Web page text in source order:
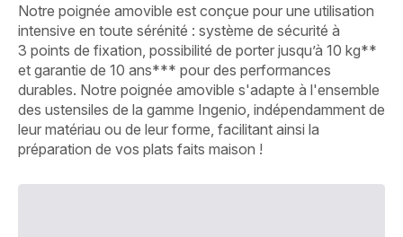
Notre poignée amovible est conçue pour une utilisation
intensive en toute sérénité : système de sécurité à
3 points de fixation, possibilité de porter jusqu’à 10 kg**
et garantie de 10 ans*** pour des performances
durables. Notre poignée amovible s'adapte à l'ensemble
des ustensiles de la gamme Ingenio, indépendamment de
leur matériau ou de leur forme, facilitant ainsi la
préparation de vos plats faits maison !